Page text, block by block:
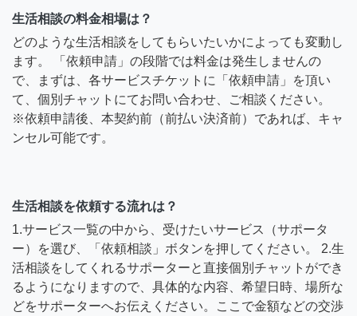
生活相談の料金相場は？
どのような生活相談をしてもらいたいかによっても変動し
ます。 「依頼申請」の段階では料金は発生しませんの
で、まずは、各サービスチケットに「依頼申請」を頂い
て、個別チャットにてお問い合わせ、ご相談ください。
※依頼申請後、本契約前（前払い決済前）であれば、キャ
ンセル可能です。
生活相談を依頼する流れは？
1.サービス一覧の中から、受けたいサービス（サポータ
ー）を選び、「依頼相談」ボタンを押してください。 2.生
活相談をしてくれるサポーターと直接個別チャットができ
るようになりますので、具体的な内容、希望日時、場所な
どをサポーターへお伝えください。ここで金額などの交渉